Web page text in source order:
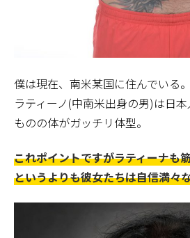
僕は現在、南米某国に住んでいる。
ラティーノ(中南米出身の男)は日
ものの体がガッチリ体型。
これポイントですがラティーナも
というよりも彼女たちは自信満々